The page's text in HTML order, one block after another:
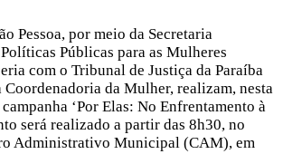
Pessoa, por meio da Secretaria
Públicas para as Mulheres
com o Tribunal de Justiça da Paraíba
Coordenadoria da Mulher, realizam, nesta
‘Por Elas: No Enfrentamento à
será realizado a partir das 8h30, no
Administrativo Municipal (CAM), em